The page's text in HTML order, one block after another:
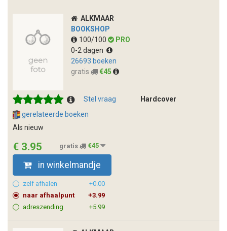
ALKMAAR
BOOKSHOP
100/100
PRO
0-2 dagen
26693 boeken
gratis
€45
Stel vraag
Hardcover
gerelateerde boeken
Als nieuw
€ 3.95 gratis €45
in winkelmandje
zelf afhalen
+0.00
naar afhaalpunt
+3.99
adreszending
+5.99